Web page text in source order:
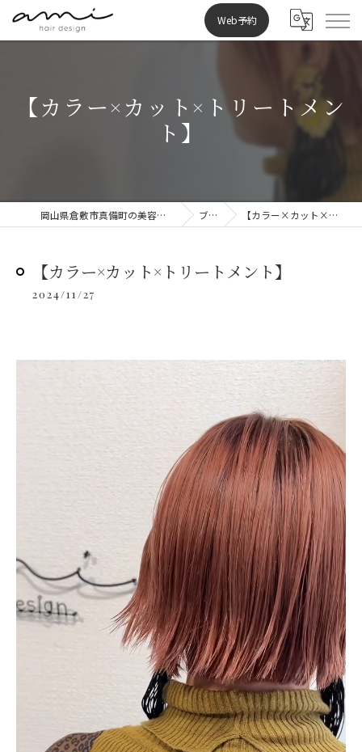
Web予約
【カラー×カット×トリートメン
ト】
岡山県倉敷市真備町の美容室ならami hair design ブログ 【カラー×カット×トリートメント】
【カラー×カット×トリートメント】
2024/11/27